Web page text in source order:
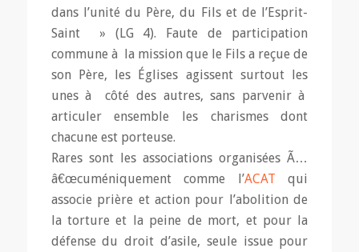
dans l’unité du Père, du Fils et de l’Esprit-
Saint » (LG 4). Faute de participation
commune à la mission que le Fils a reçue de
son Père, les Églises agissent surtout les
unes à côté des autres, sans parvenir à
articuler ensemble les charismes dont
chacune est porteuse.
Rares sont les associations organisées Ã…
â€œcuméniquement comme l’ACAT qui
associe prière et action pour l’abolition de
la torture et la peine de mort, et pour la
défense du droit d’asile, seule issue pour